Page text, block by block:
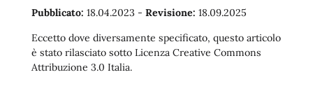
Pubblicato: 18.04.2023 - Revisione: 18.09.2025
Eccetto dove diversamente specificato, questo articolo
è stato rilasciato sotto Licenza Creative Commons
Attribuzione 3.0 Italia.